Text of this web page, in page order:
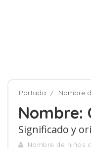
Portada Nombre
Nombre:
Significado y
Nombre de niños